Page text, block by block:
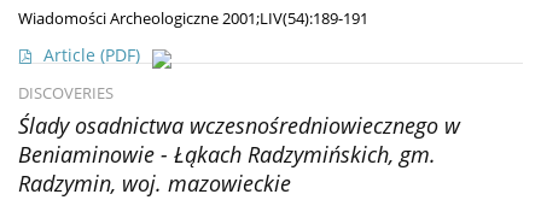
Wiadomości Archeologiczne 2001;LIV(54):189-191
Article (PDF)
DISCOVERIES
Ślady osadnictwa wczesnośredniowiecznego w
Beniaminowie - Łąkach Radzymińskich, gm.
Radzymin, woj. mazowieckie